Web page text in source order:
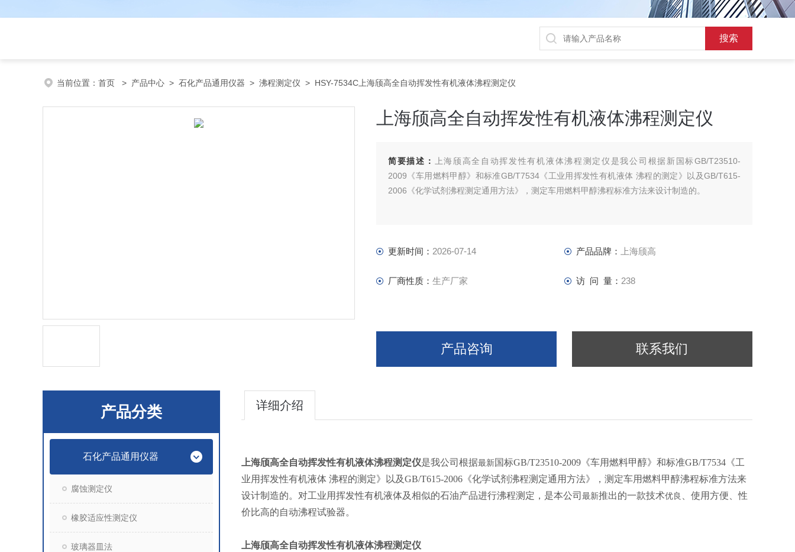
当前位置： 首页 > 产品中心 > 石化产品通用仪器 > 沸程测定仪 > HSY-7534C上海颀高全自动挥发性有机液体沸程测定仪
上海颀高全自动挥发性有机液体沸程测定仪
简要描述：
上海颀高全自动挥发性有机液体沸程测定仪是我公司根据新国标GB/T23510-
2009《车用燃料甲醇》和标准GB/T7534《工业用挥发性有机液体 沸程的测定》以及GB/T615-
2006《化学试剂沸程测定通用方法》，测定车用燃料甲醇沸程标准方法来设计制造的。
更新时间： 2026-07-14 产品品牌： 上海颀高
厂商性质： 生产厂家 访 问 量： 238
产品咨询 联系我们
产品分类
石化产品通用仪器
腐蚀测定仪
橡胶适应性测定仪
玻璃器皿法
详细介绍
上海颀高全自动挥发性有机液体沸程测定仪是我公司根据最新国标GB/T23510-2009《车用燃料甲醇》和标准GB/T7534《工
业用挥发性有机液体 沸程的测定》以及GB/T615-2006《化学试剂沸程测定通用方法》，测定车用燃料甲醇沸程标准方法来
设计制造的。对工业用挥发性有机液体及相似的石油产品进行沸程测定，是本公司 最新推出的一款技术优良
、使用方便、性
价比高的自动沸程试验器。
上海颀高全自动挥发性有机液体沸程测定仪